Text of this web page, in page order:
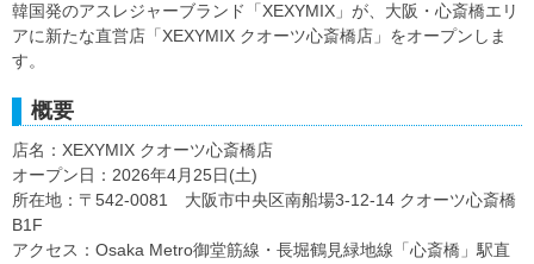
韓国発のアスレジャーブランド「XEXYMIX」が、大阪・心斎橋エリ
アに新たな直営店「XEXYMIX クオーツ心斎橋店」をオープンしま
す。
概要
店名：XEXYMIX クオーツ心斎橋店
オープン日：2026年4月25日(土)
所在地：〒542-0081 大阪市中央区南船場3-12-14 クオーツ心斎橋
B1F
アクセス：Osaka Metro御堂筋線・長堀鶴見緑地線「心斎橋」駅直